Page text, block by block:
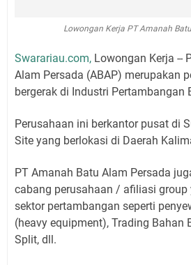
Lowongan Kerja PT Amanah
Swarariau.com, Lowongan Kerja --
Alam Persada (ABAP) merupakan
bergerak di Industri Pertambangan
Perusahaan ini berkantor pusat di
Site yang berlokasi di Daerah
PT Amanah Batu Alam Persada
cabang perusahaan / afiliasi group
sektor pertambangan seperti
(heavy equipment), Trading Bahan
Split, dll.